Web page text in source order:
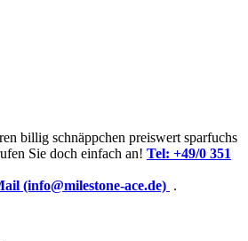
billig schnäppchen preiswert sparfuchs
Sie doch einfach an! Tel: +49/0 351
(info@milestone-ace.de) .